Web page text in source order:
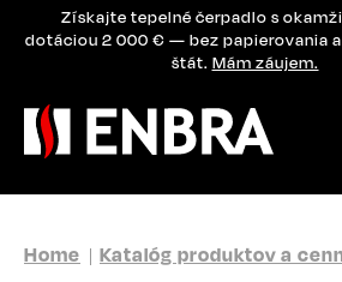
Získajte tepelné čerpadlo s
dotáciou 2 000 € — bez papierovania a
štát. Mám záujem.
BREADCRUMB
Home Katalóg produktov a